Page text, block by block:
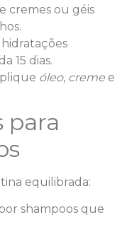
cremes ou géis
hidratações
15 dias.
óleo, creme e
para
equilibrada:
shampoos que